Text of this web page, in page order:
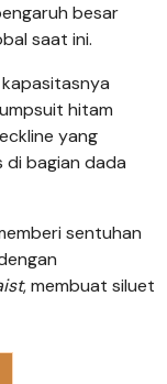
besar
saat ini.
kapasitasnya
hitam
yang
bagian dada
sentuhan
, membuat siluet